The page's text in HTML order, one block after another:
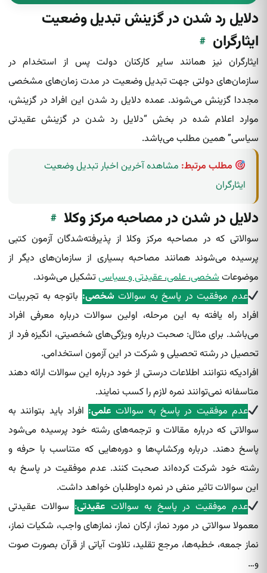
دلایل رد شدن در گزینش تبدیل وضعیت
ایثارگران #
ایثارگران نیز همانند سایر کارکنان دولت پس از استخدام در
سازمان‌های دولتی جهت تبدیل وضعیت در مدت زمان‌های مشخصی
مجددا گزینش می‌شوند. عمده دلایل رد شدن‌ این افراد در گزینش،
موارد اعلام شده‌ در بخش “دلایل رد شدن در گزینش عقیدتی
سیاسی” همین مطلب می‌باشد.
مطلب مرتبط: مشاهده آخرین اخبار تبدیل وضعیت
ایثارگران
دلایل در شدن در مصاحبه مرکز وکلا #
سوالاتی که در مصاحبه مرکز وکلا از پذیرفته‌شدگان آزمون کتبی
پرسیده‌ می‌شوند همانند مصاحبه بسیاری از سازمان‌های دیگر از
موضوعاتشخصی، علمی، عقیدتی و سیاسیتشکیل می‌شوند.
عدم موفقیت در پاسخ به سوالات شخصی: باتوجه به تجربیات
افراد راه یافته‌ به این مرحله، اولین سوالات درباره معرفی افراد
می‌باشد. برای مثال: صحبت درباره ویژگی‌های شخصیتی، انگیزه فرد از
تحصیل در رشته‌ تحصیلی و شرکت در این آزمون استخدامی.
افرادیکه نتوانند اطلاعات درستی از خود درباره این سوالات ارائه دهند
متاسفانه نمی‌توانند نمره لازم را کسب نمایند.
عدم موفقیت در پاسخ به سوالات علمی: افراد باید بتوانند به
سوالاتی که درباره مقالات و ترجمه‌های رشته‌ خود پرسیده‌ می‌شود
پاسخ دهند. درباره ورکشاپ‌ها و دوره‌هایی که متناسب با حرفه و
رشته‌ خود شرکت کرده‌اند صحبت کنند. عدم موفقیت در پاسخ به
این سوالات تاثیر منفی در نمره داوطلبان خواهد داشت.
عدم موفقیت در پاسخ به سوالات عقیدتی: سوالات عقیدتی
معمولا سوالاتی در مورد نماز، ارکان نماز، نمازهای واجب، شکیات نماز،
نماز جمعه، خطبه‌ها، مرجع تقلید، تلاوت آیاتی از قرآن بصورت صوت
و…